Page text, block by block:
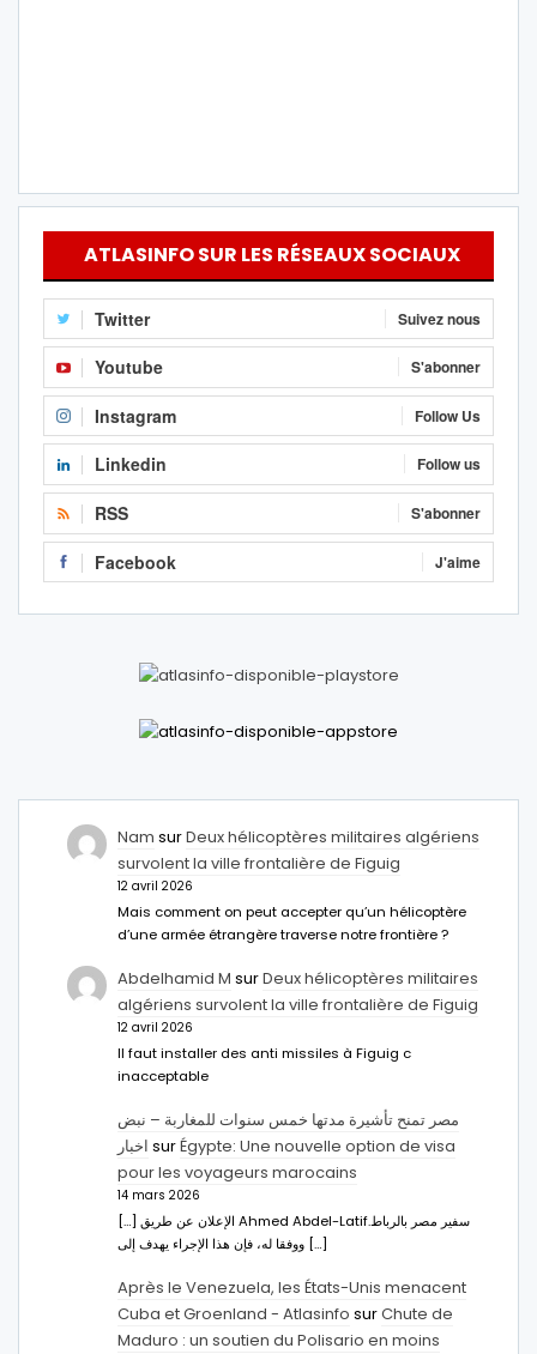
ATLASINFO SUR LES RÉSEAUX SOCIAUX
Twitter Suivez nous
Youtube S'abonner
Instagram Follow Us
Linkedin Follow us
RSS S'abonner
Facebook J'aime
Nam surDeux hélicoptères militaires algériens
survolent la ville frontalière de Figuig
12 avril 2026
Mais comment on peut accepter qu’un hélicoptère
d’une armée étrangère traverse notre frontière ?
Abdelhamid M surDeux hélicoptères militaires
algériens survolent la ville frontalière de Figuig
12 avril 2026
Il faut installer des anti missiles à Figuig c
inacceptable
مصر تمنح تأشيرة مدتها خمس سنوات للمغاربة – نبض
اخبار surÉgypte: Une nouvelle option de visa
pour les voyageurs marocains
14 mars 2026
[…] الإعلان عن طريق Ahmed Abdel-Latifسفير مصر بالرباط.
ووفقا له، فإن هذا الإجراء يهدف إلى […]
Après le Venezuela, les États-Unis menacent
Cuba et Groenland - Atlasinfo surChute de
Maduro : un soutien du Polisario en moins